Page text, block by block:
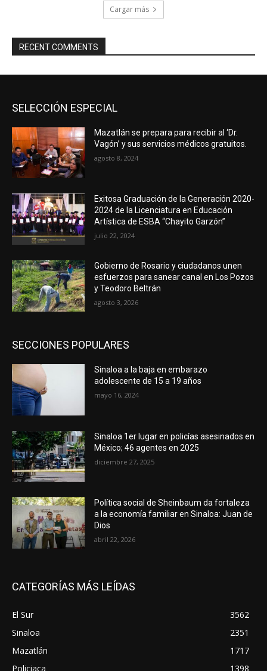
Cargar más
RECENT COMMENTS
SELECCIÓN ESPECIAL
Mazatlán se prepara para recibir al ‘Dr.
Vagón’ y sus servicios médicos gratuitos.
agosto 8, 2024
Exitosa Graduación de la Generación 2020-
2024 de la Licenciatura en Educación
Artística de ESBA “Chayito Garzón”
julio 22, 2024
Gobierno de Rosario y ciudadanos unen
esfuerzos para sanear canal en Los Pozos
y Teodoro Beltrán
agosto 3, 2026
SECCIONES POPULARES
Sinaloa a la baja en embarazo
adolescente de 15 a 19 años
mayo 16, 2024
Sinaloa 1er lugar en policías asesinados en
México; 46 agentes en 2025
diciembre 27, 2025
Política social de Sheinbaum da fortaleza
a la economía familiar en Sinaloa: Juan de
Dios
abril 22, 2026
CATEGORÍAS MÁS LEÍDAS
El Sur
3562
Sinaloa
2351
Mazatlán
1717
Policiaca
1398